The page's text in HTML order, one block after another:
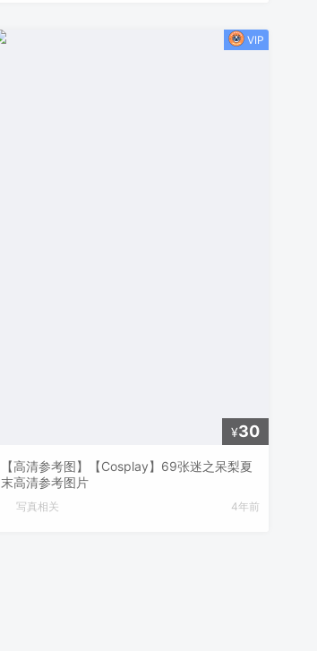
¥30
【高清参考图】【Cosplay】69张迷之呆梨夏
末高清参考图片
写真相关 4年前